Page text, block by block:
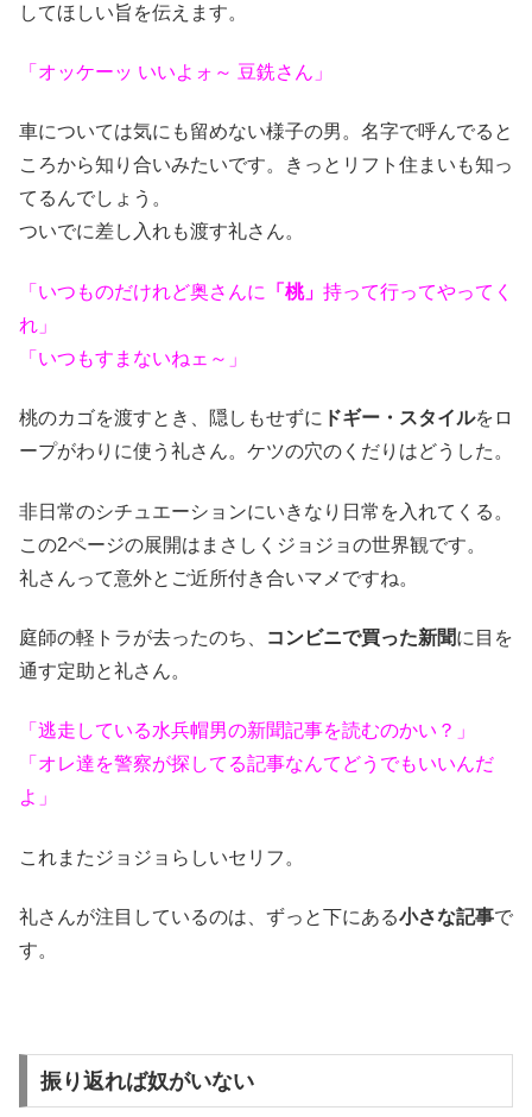
してほしい旨を伝えます。
「オッケーッ いいよォ～ 豆銑さん」
車については気にも留めない様子の男。名字で呼んでると
ころから知り合いみたいです。きっとリフト住まいも知っ
てるんでしょう。
ついでに差し入れも渡す礼さん。
「いつものだけれど奥さんに 「桃」 持って行ってやってく
れ」
「いつもすまないねェ～」
桃のカゴを渡すとき、隠しもせずに ドギー・スタイルをロ
ープがわりに使う礼さん。ケツの穴のくだりはどうした。
非日常のシチュエーションにいきなり日常を入れてくる。
この2ページの展開はまさしくジョジョの世界観です。
礼さんって意外とご近所付き合いマメですね。
庭師の軽トラが去ったのち、 コンビニで買った新聞に目を
通す定助と礼さん。
「逃走している水兵帽男の新聞記事を読むのかい？」
「オレ達を警察が探してる記事なんてどうでもいいんだ
よ」
これまたジョジョらしいセリフ。
礼さんが注目しているのは、ずっと下にある小さな記事で
す。
振り返れば奴がいない